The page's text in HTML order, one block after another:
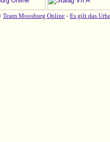
Team Moosburg Online - Es gilt das